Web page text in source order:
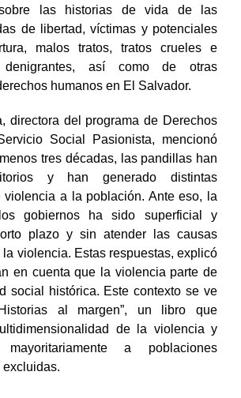
las historias de vida de las
de libertad, víctimas y potenciales
malos tratos, tratos crueles e
así como de otras
humanos en El Salvador.
directora del programa de Derechos
Social Pasionista, mencionó
tres décadas, las pandillas han
y han generado distintas
violencia a la población. Ante eso, la
gobiernos ha sido superficial y
plazo y sin atender las causas
la violencia. Estas respuestas, explicó
en cuenta que la violencia parte de
social histórica. Este contexto se ve
al margen”, un libro que
de la violencia y
a poblaciones